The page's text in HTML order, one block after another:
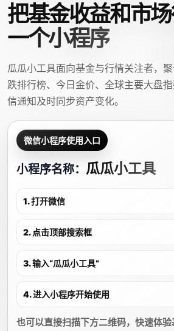
把基金收益和市
一个小程序
瓜瓜小工具面向基金与行情关注者，
跌排行榜、今日金价、全球主要大盘
信通知及时同步资产变化。
微信小程序使用入口
小程序名称： 瓜瓜小工具
1. 打开微信
2. 点击顶部搜索框
3. 输入“瓜瓜小工具”
4. 进入小程序开始使用
也可以直接扫描下方二维码，快速体